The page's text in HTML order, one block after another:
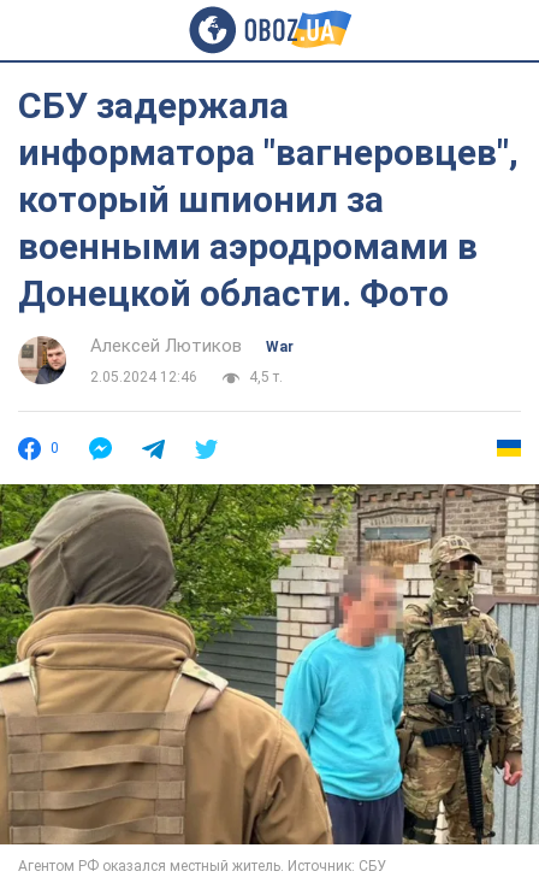
СБУ задержала
информатора "вагнеровцев",
который шпионил за
военными аэродромами в
Донецкой области. Фото
Алексей Лютиков
War
2.05.2024 12:46
4,5 т.
0